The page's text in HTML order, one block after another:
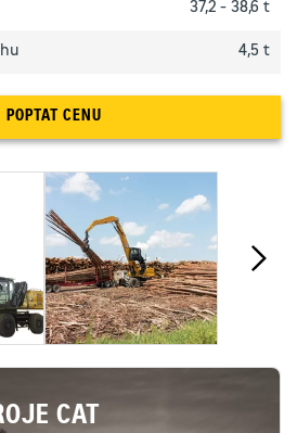
37,2 - 38,6 t
4,5 t
POPTAT CENU
CAT